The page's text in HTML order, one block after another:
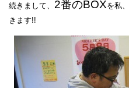
続きまして、 2番のBOXを私、
きます!!